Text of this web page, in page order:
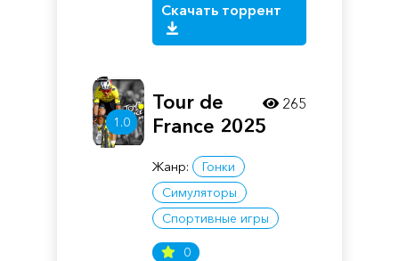
Скачать торрент
1.0
Tour de
France 2025
Жанр:
Гонки
Симуляторы
Спортивные игры
0
265